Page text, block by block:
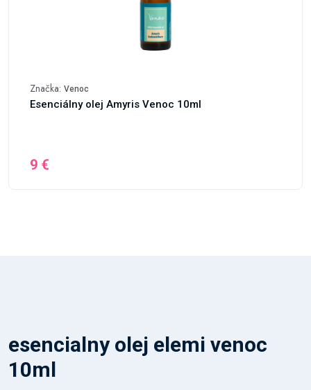
Značka: Venoc
Esenciálny olej Amyris Venoc 10ml
9 €
esencialny olej elemi venoc
10ml